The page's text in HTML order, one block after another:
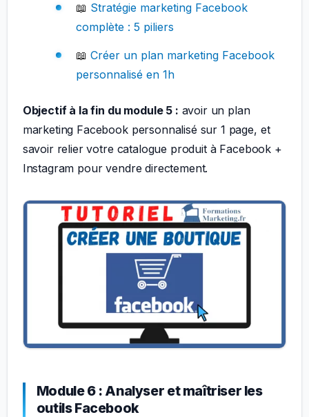
📖 Stratégie marketing Facebook
complète : 5 piliers
📖 Créer un plan marketing Facebook
personnalisé en 1h
Objectif à la fin du module 5 : avoir un plan
marketing Facebook personnalisé sur 1 page, et
savoir relier votre catalogue produit à Facebook +
Instagram pour vendre directement.
Module 6 : Analyser et maîtriser les
outils Facebook